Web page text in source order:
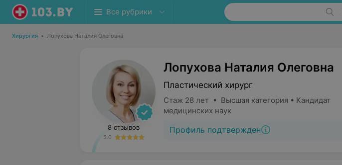
Все рубрики
Хирургия • Лопухова Наталия Олеговна
8 отзывов
5.0
Лопухова Наталия Олеговна
Пластический хирург
Стаж 28 лет • Высшая категория • Кандидат
медицинских наук
Профиль подтвержден